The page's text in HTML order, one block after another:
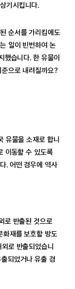
기시킵니다.
순서를 가리킴에도
일이 빈번하여 논
했습니다. 한 유물이
으로 내려질까요?
유물을 소재로 합니
이동할 수 있도록
. 어떤 경우에 역사
로 반출된 것으로
화재를 보호할 방도
로 반출되었습니
되었거나 유출 경